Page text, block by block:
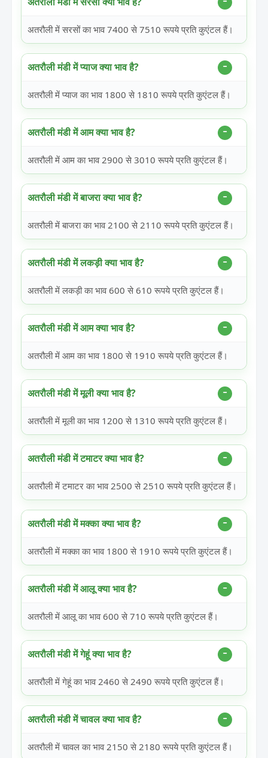
अतरौली में सरसों का भाव 7400 से 7510 रूपये प्रति कुएंटल हैं।
अतरौली मंडी में प्याज क्या भाव है?
अतरौली में प्याज का भाव 1800 से 1810 रूपये प्रति कुएंटल हैं।
अतरौली मंडी में आम क्या भाव है?
अतरौली में आम का भाव 2900 से 3010 रूपये प्रति कुएंटल हैं।
अतरौली मंडी में बाजरा क्या भाव है?
अतरौली में बाजरा का भाव 2100 से 2110 रूपये प्रति कुएंटल हैं।
अतरौली मंडी में लकड़ी क्या भाव है?
अतरौली में लकड़ी का भाव 600 से 610 रूपये प्रति कुएंटल हैं।
अतरौली मंडी में आम क्या भाव है?
अतरौली में आम का भाव 1800 से 1910 रूपये प्रति कुएंटल हैं।
अतरौली मंडी में मूली क्या भाव है?
अतरौली में मूली का भाव 1200 से 1310 रूपये प्रति कुएंटल हैं।
अतरौली मंडी में टमाटर क्या भाव है?
अतरौली में टमाटर का भाव 2500 से 2510 रूपये प्रति कुएंटल हैं।
अतरौली मंडी में मक्का क्या भाव है?
अतरौली में मक्का का भाव 1800 से 1910 रूपये प्रति कुएंटल हैं।
अतरौली मंडी में आलू क्या भाव है?
अतरौली में आलू का भाव 600 से 710 रूपये प्रति कुएंटल हैं।
अतरौली मंडी में गेहूं क्या भाव है?
अतरौली में गेहूं का भाव 2460 से 2490 रूपये प्रति कुएंटल हैं।
अतरौली मंडी में चावल क्या भाव है?
अतरौली में चावल का भाव 2150 से 2180 रूपये प्रति कुएंटल हैं।